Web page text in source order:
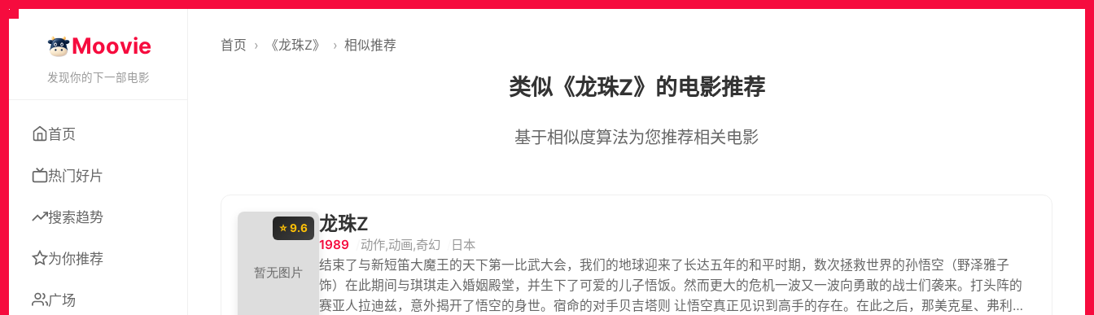
Moovie
发现你的下一部电影
首页
热门好片
搜索趋势
为你推荐
广场
首页 › 《龙珠Z》 › 相似推荐
类似《龙珠Z》的电影推荐
基于相似度算法为您推荐相关电影
⭐ 9.6 龙珠Z
1989 动作,动画,奇幻
日本
结束了与新短笛大魔王的天下第一比武大会，我们的地球迎来了长达五年的和平时期，数次拯救世界的孙悟空（野泽雅子
饰）在此期间与琪琪走入婚姻殿堂，并生下了可爱的儿子悟饭。然而更大的危机一波又一波向勇敢的战士们袭来。打头阵的
赛亚人拉迪兹，意外揭开了悟空的身世。宿命的对手贝吉塔则 让悟空真正见识到高手的存在。在此之后，那美克星、弗利